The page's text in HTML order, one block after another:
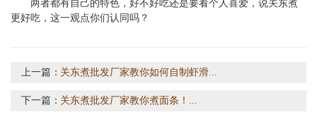
两者都有自己的特色，好不好吃还是要看个人喜爱，说关东煮
更好吃，这一观点你们认同吗？
上一篇： 关东煮批发厂家教你如何自制虾滑...
下一篇： 关东煮批发厂家教你煮面条！...